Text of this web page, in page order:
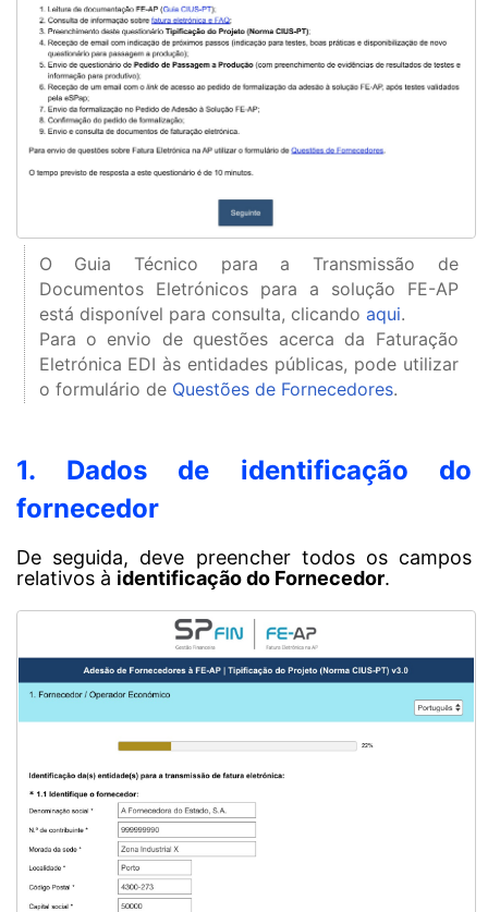
O Guia Técnico para a Transmissão de
Documentos Eletrónicos para a solução FE-AP
está disponível para consulta, clicando aqui.
Para o envio de questões acerca da Faturação
Eletrónica EDI às entidades públicas, pode utilizar
o formulário de Questões de Fornecedores.
1. Dados de identificação do
fornecedor
De seguida, deve preencher todos os campos
relativos à identificação do Fornecedor.